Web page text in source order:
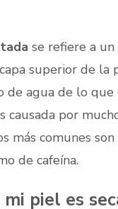
se refiere a
superior de la
de agua de lo que
causada por
más comunes
de cafeína.
mi piel es